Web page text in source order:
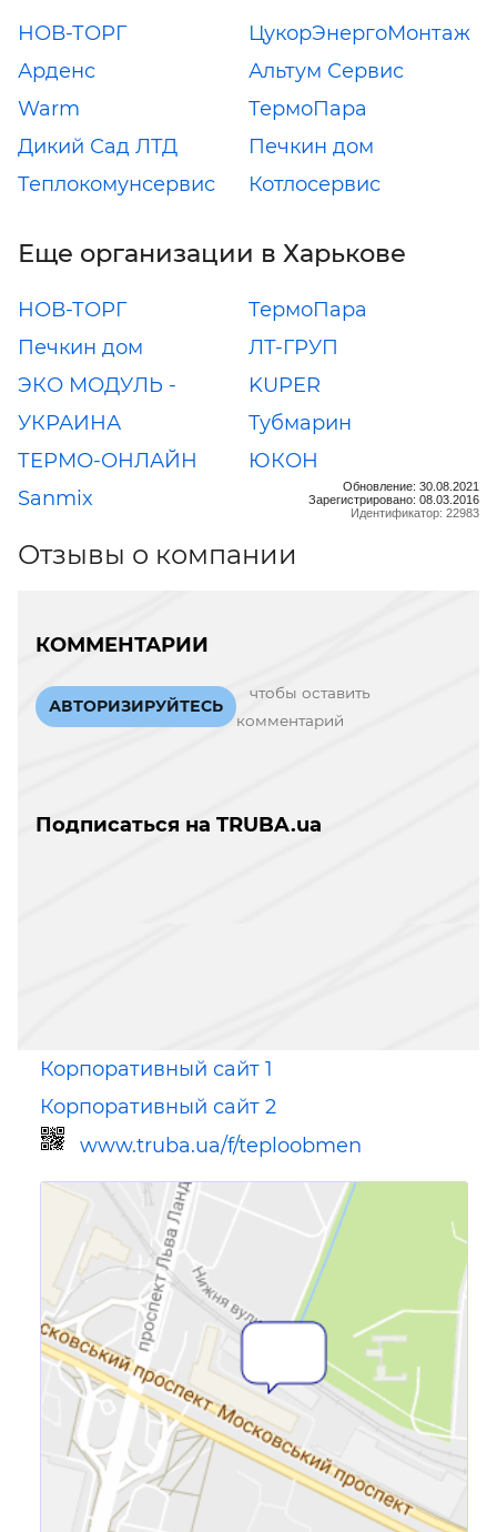
НОВ-ТОРГ
ЦукорЭнергоМонтаж
Арденс
Альтум Сервис
Warm
ТермоПара
Дикий Сад ЛТД
Печкин дом
Теплокомунсервис
Котлосервис
Еще организации в Харькове
НОВ-ТОРГ
ТермоПара
Печкин дом
ЛТ-ГРУП
ЭКО МОДУЛЬ -
УКРАИНА
KUPER
Тубмарин
ТЕРМО-ОНЛАЙН
ЮКОН
Sanmix
Обновление: 30.08.2021
Зарегистрировано: 08.03.2016
Идентификатор: 22983
Отзывы о компании
КОММЕНТАРИИ
АВТОРИЗИРУЙТЕСЬ
чтобы оставить
комментарий
Подписаться на TRUBA.ua
Корпоративный сайт 1
Корпоративный сайт 2
www.truba.ua/f/teploobmen
Ссылка для мобильных устройств